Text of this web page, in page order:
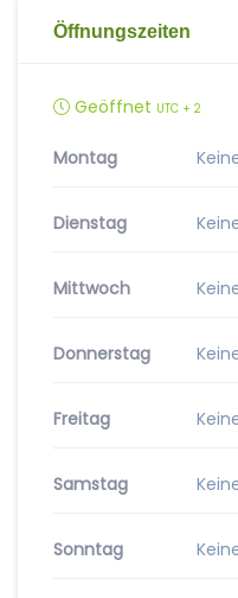
Öffnungszeiten
Geöffnet UTC + 2
Montag
Dienstag
Mittwoch
Donnerstag
Freitag
Samstag
Sonntag